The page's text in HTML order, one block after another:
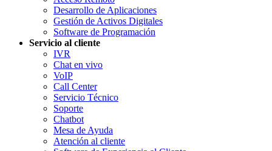
Desarrollo de Aplicaciones
Gestión de Activos Digitales
Software de Programación
Servicio al cliente
IVR
Chat en vivo
VoIP
Call Center
Servicio Técnico
Soporte
Chatbot
Mesa de Ayuda
Atención al cliente